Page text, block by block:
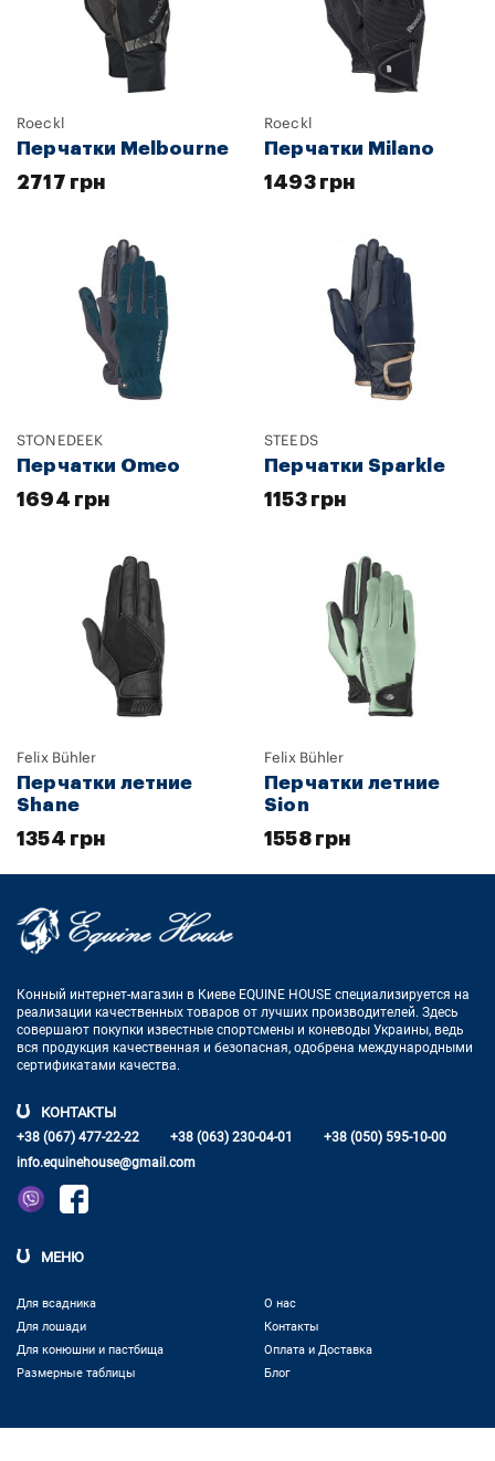
Roeckl
Перчатки Melbourne
2717 грн
Roeckl
Перчатки Milano
1493 грн
STONEDEEK
Перчатки Omeo
1694 грн
STEEDS
Перчатки Sparkle
1153 грн
Felix Bühler
Перчатки летние
Shane
1354 грн
Felix Bühler
Перчатки летние
Sion
1558 грн
Конный интернет-магазин в Киеве EQUINE HOUSE специализируется на
реализации качественных товаров от лучших производителей. Здесь
совершают покупки известные спортсмены и коневоды Украины, ведь
вся продукция качественная и безопасная, одобрена международными
сертификатами качества.
КОНТАКТЫ
+38 (067) 477-22-22 +38 (063) 230-04-01
+38 (050) 595-10-00
info.equinehouse@gmail.com
МЕНЮ
Для всадника
Для лошади
Для конюшни и пастбища
Размерные таблицы
О нас
Контакты
Оплата и Доставка
Блог